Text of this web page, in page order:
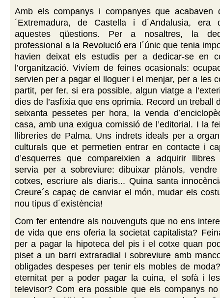
Amb els companys i companyes que acabaven
´Extremadura, de Castella i d´Andalusia, era
aquestes qüestions. Per a nosaltres, la
professional a la Revolució era l´únic que tenia
havien deixat els estudis per a dedicar-se en
l’organització. Vivíem de feines ocasionals:
servien per a pagar el lloguer i el menjar, per a les
partit, per fer, si era possible, algun viatge a
dies de l’asfíxia que ens oprimia. Record un treball
seixanta pessetes per hora, la venda
casa, amb una exigua comissió de l’editorial. I la
llibreries de Palma. Uns indrets ideals per a
culturals que et permetien entrar en contacte i
d’esquerres que compareixien a adquirir llibres
servia per a sobreviure: dibuixar plànols,
cotxes, escriure als diaris... Quina santa
Creure´s capaç de canviar el món, mudar els
nou tipus d´existència!
Com fer entendre als nouvenguts que no ens
de vida que ens oferia la societat capitalista?
per a pagar la hipoteca del pis i el cotxe quan
piset a un barri extraradial i sobreviure amb
obligades despeses per tenir els mobles de
eternitat per a poder pagar la cuina, el sofà i
televisor? Com era possible que els companys